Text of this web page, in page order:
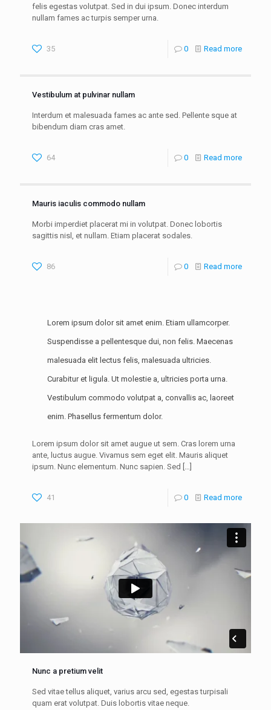
felis egestas volutpat. Sed in dui ipsum. Donec interdum
nullam fames ac turpis semper urna.
35 0 Read more
Vestibulum at pulvinar nullam
Interdum et malesuada fames ac ante sed. Pellente sque at
bibendum diam cras amet.
64 0 Read more
Mauris iaculis commodo nullam
Morbi imperdiet placerat mi in volutpat. Donec lobortis
sagittis nisl, et nullam. Etiam placerat sodales.
86 0 Read more
Lorem ipsum dolor sit amet enim. Etiam ullamcorper.
Suspendisse a pellentesque dui, non felis. Maecenas
malesuada elit lectus felis, malesuada ultricies.
Curabitur et ligula. Ut molestie a, ultricies porta urna.
Vestibulum commodo volutpat a, convallis ac, laoreet
enim. Phasellus fermentum dolor.
Lorem ipsum dolor sit amet augue ut sem. Cras lorem urna
ante, luctus augue. Vivamus sem eget elit. Mauris aliquet
ipsum. Nunc elementum. Nunc sapien. Sed […]
41 0 Read more
Nunc a pretium velit
Sed vitae tellus aliquet, varius arcu sed, egestas turpisali
quam erat volutpat. Duis lobortis vitae neque.